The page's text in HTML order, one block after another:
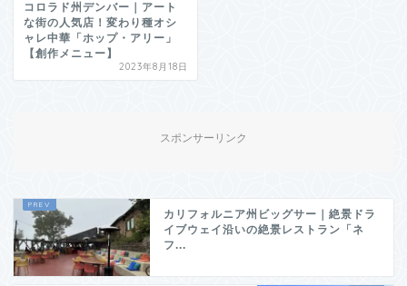
コロラド州デンバー｜アート
な街の人気店！変わり種オシ
ャレ中華「ホップ・アリー」
【創作メニュー】
2023年8月18日
スポンサーリンク
カリフォルニア州ビッグサー｜絶景ドラ
イブウェイ沿いの絶景レストラン「ネ
フ...